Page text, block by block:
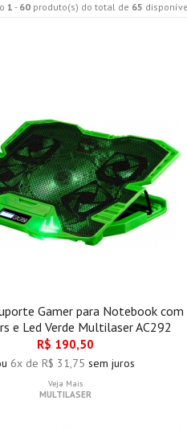
1 - 60produto(s) do total de 65
Gamer para Notebook com
e Led Verde Multilaser AC292
R$ 190,50
6x de R$ 31,75 sem juros
Veja Mais
MULTILASER